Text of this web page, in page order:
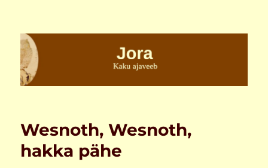
Jora
Wesnoth, Wesnoth,
hakka pähe